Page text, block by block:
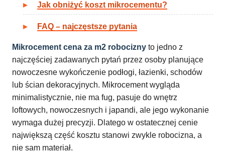
Jak obniżyć koszt mikrocementu?
FAQ – najczęstsze pytania
Mikrocement cena za m2 robocizny to jedno z
najczęściej zadawanych pytań przez osoby planujące
nowoczesne wykończenie podłogi, łazienki, schodów
lub ścian dekoracyjnych. Mikrocement wygląda
minimalistycznie, nie ma fug, pasuje do wnętrz
loftowych, nowoczesnych i japandi, ale jego wykonanie
wymaga dużej precyzji. Dlatego w ostatecznej cenie
największą część kosztu stanowi zwykle robocizna, a
nie sam materiał.